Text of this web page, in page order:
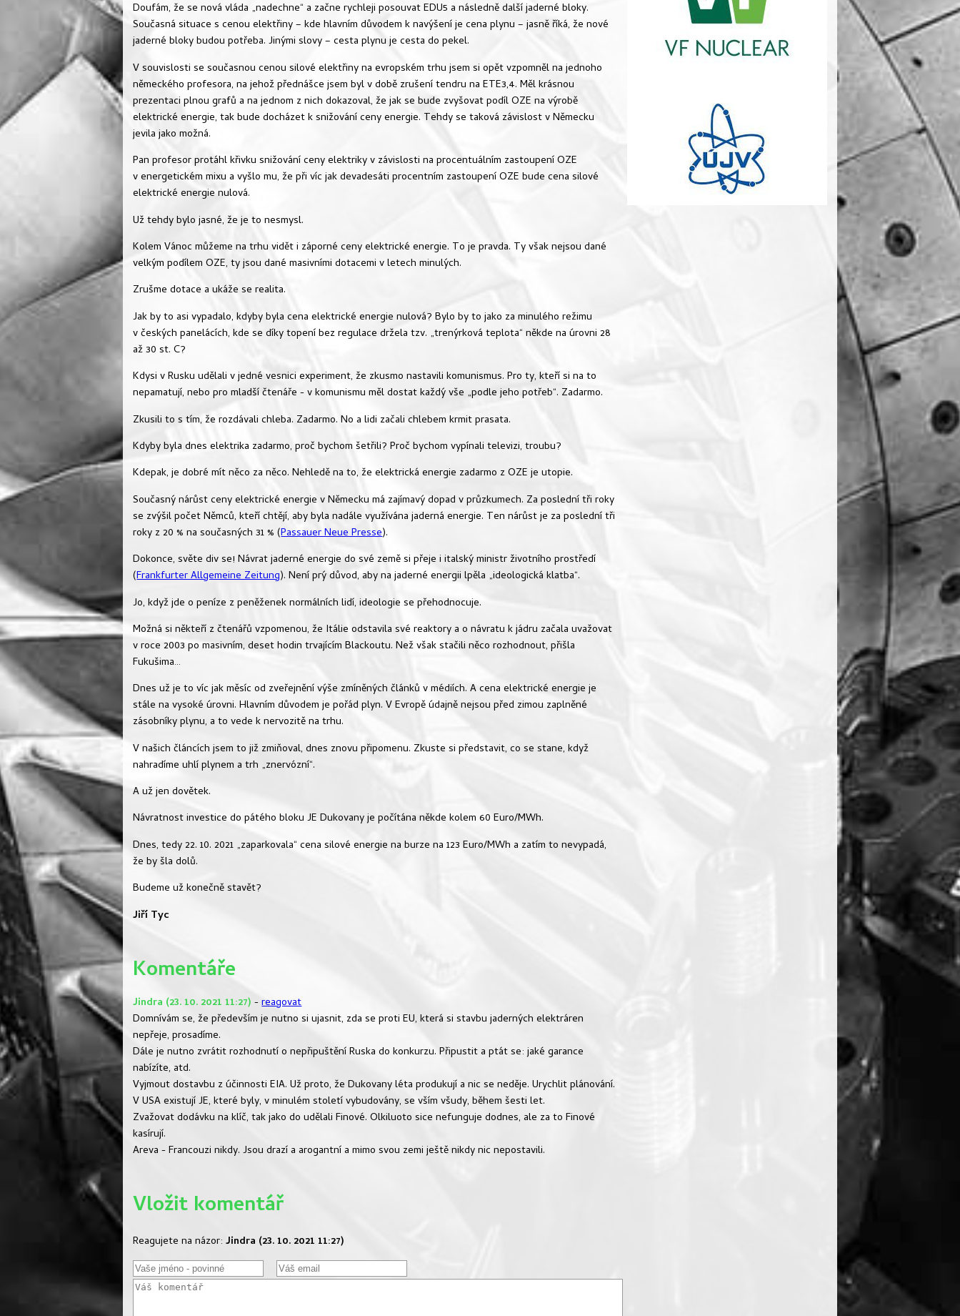
Doufám, že se nová vláda „nadechne“ a začne rychleji posouvat EDU5 a následně další jaderné bloky.
Současná situace s cenou elektřiny – kde hlavním důvodem k navýšení je cena plynu – jasně říká, že nové
jaderné bloky budou potřeba. Jinými slovy – cesta plynu je cesta do pekel.
V souvislosti se současnou cenou silové elektřiny na evropském trhu jsem si opět vzpomněl na jednoho
německého profesora, na jehož přednášce jsem byl v době zrušení tendru na ETE3,4. Měl krásnou
prezentaci plnou grafů a na jednom z nich dokazoval, že jak se bude zvyšovat podíl OZE na výrobě
elektrické energie, tak bude docházet k snižování ceny energie. Tehdy se taková závislost v Německu
jevila jako možná.
Pan profesor protáhl křivku snižování ceny elektriky v závislosti na procentuálním zastoupení OZE
v energetickém mixu a vyšlo mu, že při víc jak devadesáti procentním zastoupení OZE bude cena silové
elektrické energie nulová.
Už tehdy bylo jasné, že je to nesmysl.
Kolem Vánoc můžeme na trhu vidět i záporné ceny elektrické energie. To je pravda. Ty však nejsou dané
velkým podílem OZE, ty jsou dané masivními dotacemi v letech minulých.
Zrušme dotace a ukáže se realita.
Jak by to asi vypadalo, kdyby byla cena elektrické energie nulová? Bylo by to jako za minulého režimu
v českých panelácích, kde se díky topení bez regulace držela tzv. „trenýrková teplota“ někde na úrovni 28
až 30 st. C?
Kdysi v Rusku udělali v jedné vesnici experiment, že zkusmo nastavili komunismus. Pro ty, kteří si na to
nepamatují, nebo pro mladší čtenáře - v komunismu měl dostat každý vše „podle jeho potřeb“. Zadarmo.
Zkusili to s tím, že rozdávali chleba. Zadarmo. No a lidi začali chlebem krmit prasata.
Kdyby byla dnes elektrika zadarmo, proč bychom šetřili? Proč bychom vypínali televizi, troubu?
Kdepak, je dobré mít něco za něco. Nehledě na to, že elektrická energie zadarmo z OZE je utopie.
Současný nárůst ceny elektrické energie v Německu má zajímavý dopad v průzkumech. Za poslední tři roky
se zvýšil počet Němců, kteří chtějí, aby byla nadále využívána jaderná energie. Ten nárůst je za poslední tři
roky z 20 % na současných 31 % (Passauer Neue Presse).
Dokonce, světe div se! Návrat jaderné energie do své země si přeje i italský ministr životního prostředí
(Frankfurter Allgemeine Zeitung). Není prý důvod, aby na jaderné energii lpěla „ideologická klatba“.
Jo, když jde o peníze z peněženek normálních lidí, ideologie se přehodnocuje.
Možná si někteří z čtenářů vzpomenou, že Itálie odstavila své reaktory a o návratu k jádru začala uvažovat
v roce 2003 po masivním, deset hodin trvajícím Blackoutu. Než však stačili něco rozhodnout, přišla
Fukušima…
Dnes už je to víc jak měsíc od zveřejnění výše zmíněných článků v médiích. A cena elektrické energie je
stále na vysoké úrovni. Hlavním důvodem je pořád plyn. V Evropě údajně nejsou před zimou zaplněné
zásobníky plynu, a to vede k nervozitě na trhu.
V našich článcích jsem to již zmiňoval, dnes znovu připomenu. Zkuste si představit, co se stane, když
nahradíme uhlí plynem a trh „znervózní“.
A už jen dovětek.
Návratnost investice do pátého bloku JE Dukovany je počítána někde kolem 60 Euro/MWh.
Dnes, tedy 22. 10. 2021 „zaparkovala“ cena silové energie na burze na 123 Euro/MWh a zatím to nevypadá,
že by šla dolů.
Budeme už konečně stavět?
Jiří Tyc
Komentáře
Jindra (23. 10. 2021 11:27) -reagovat
Domnívám se, že především je nutno si ujasnit, zda se proti EU, která si stavbu jaderných elektráren
nepřeje, prosadíme.
Dále je nutno zvrátit rozhodnutí o nepřipuštění Ruska do konkurzu. Připustit a ptát se: jaké garance
nabízíte, atd.
Vyjmout dostavbu z účinnosti EIA. Už proto, že Dukovany léta produkují a nic se neděje. Urychlit plánování.
V USA existují JE, které byly, v minulém století vybudovány, se vším všudy, během šesti let.
Zvažovat dodávku na klíč, tak jako do udělali Finové. Olkiluoto sice nefunguje dodnes, ale za to Finové
kasírují.
Areva - Francouzi nikdy. Jsou drazí a arogantní a mimo svou zemi ještě nikdy nic nepostavili.
Vložit komentář
Reagujete na názor:Jindra (23. 10. 2021 11:27)